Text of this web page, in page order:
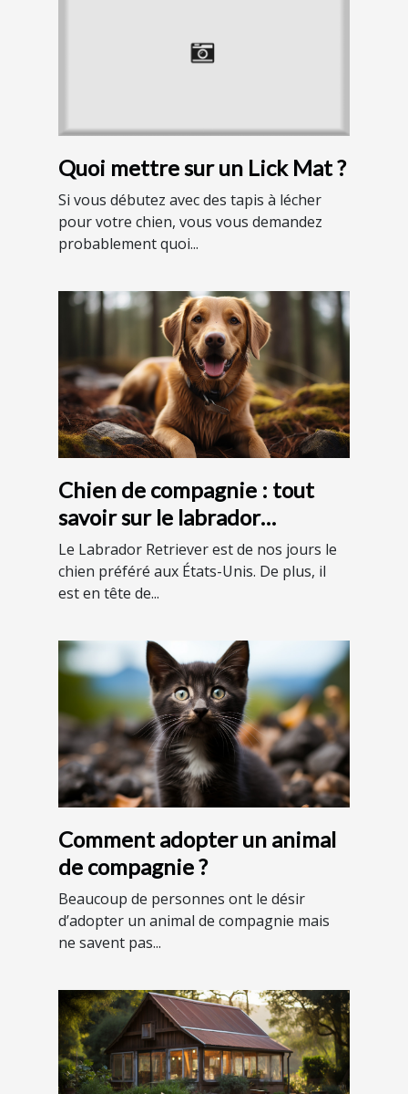
Quoi mettre sur un Lick Mat ?
Si vous débutez avec des tapis à lécher
pour votre chien, vous vous demandez
probablement quoi...
Chien de compagnie : tout
savoir sur le labrador
Retriever
Le Labrador Retriever est de nos jours le
chien préféré aux États-Unis. De plus, il
est en tête de...
Comment adopter un animal
de compagnie ?
Beaucoup de personnes ont le désir
d’adopter un animal de compagnie mais
ne savent pas...